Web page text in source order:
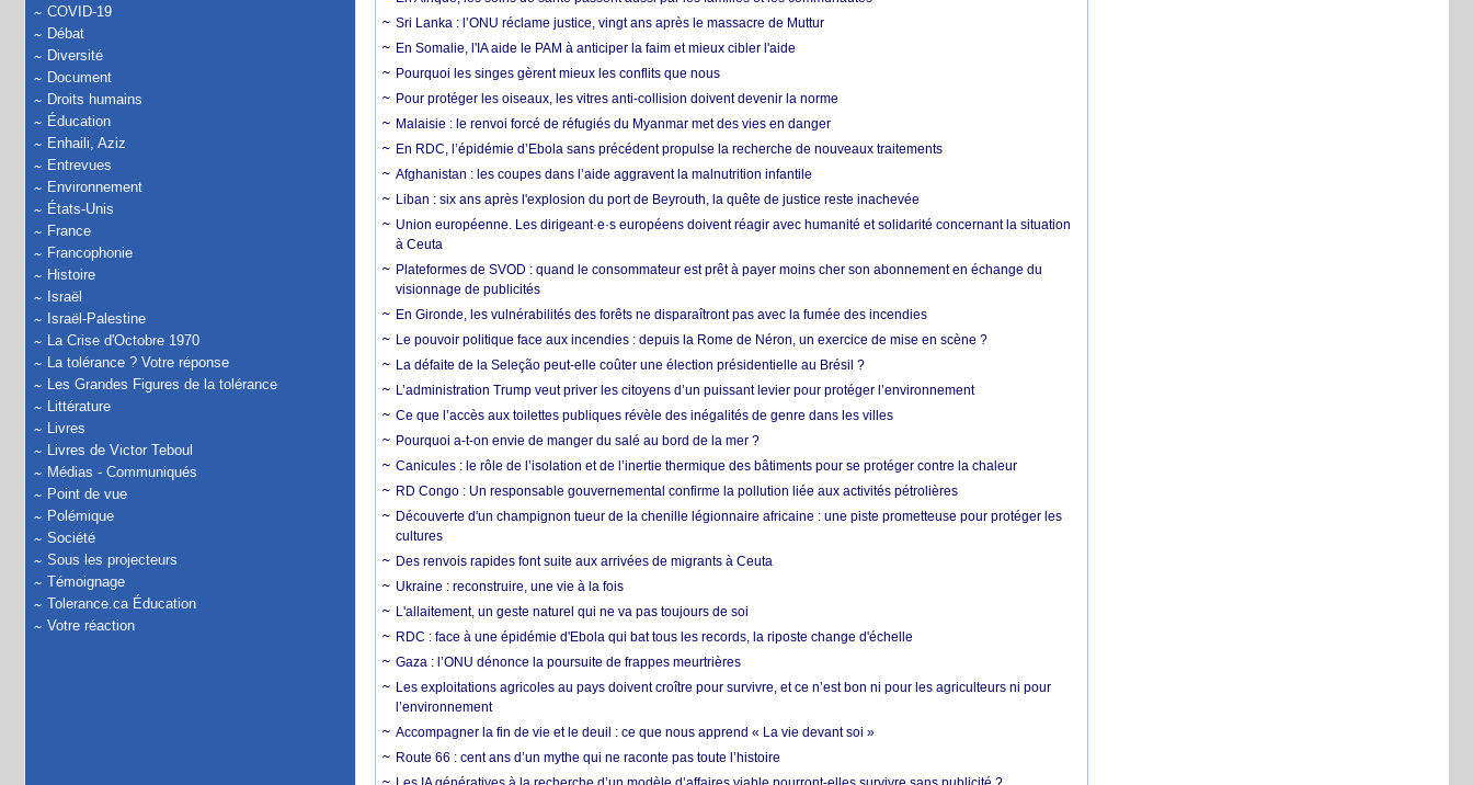
COVID-19
Débat
Diversité
Document
Droits humains
Éducation
Enhaili, Aziz
Entrevues
Environnement
États-Unis
France
Francophonie
Histoire
Israël
Israël-Palestine
La Crise d'Octobre 1970
La tolérance ? Votre réponse
Les Grandes Figures de la tolérance
Littérature
Livres
Livres de Victor Teboul
Médias - Communiqués
Point de vue
Polémique
Société
Sous les projecteurs
Témoignage
Tolerance.ca Éducation
Votre réaction
Sri Lanka : l’ONU réclame justice, vingt ans après le massacre de Muttur
En Somalie, l'IA aide le PAM à anticiper la faim et mieux cibler l'aide
Pourquoi les singes gèrent mieux les conflits que nous
Pour protéger les oiseaux, les vitres anti-collision doivent devenir la norme
Malaisie : le renvoi forcé de réfugiés du Myanmar met des vies en danger
En RDC, l’épidémie d’Ebola sans précédent propulse la recherche de nouveaux traitements
Afghanistan : les coupes dans l’aide aggravent la malnutrition infantile
Liban : six ans après l'explosion du port de Beyrouth, la quête de justice reste inachevée
Union européenne. Les dirigeant·e·s européens doivent réagir avec humanité et solidarité concernant la situation
à Ceuta
Plateformes de SVOD : quand le consommateur est prêt à payer moins cher son abonnement en échange du
visionnage de publicités
En Gironde, les vulnérabilités des forêts ne disparaîtront pas avec la fumée des incendies
Le pouvoir politique face aux incendies : depuis la Rome de Néron, un exercice de mise en scène ?
La défaite de la Seleção peut-elle coûter une élection présidentielle au Brésil ?
L’administration Trump veut priver les citoyens d’un puissant levier pour protéger l’environnement
Ce que l’accès aux toilettes publiques révèle des inégalités de genre dans les villes
Pourquoi a-t-on envie de manger du salé au bord de la mer ?
Canicules : le rôle de l’isolation et de l’inertie thermique des bâtiments pour se protéger contre la chaleur
RD Congo : Un responsable gouvernemental confirme la pollution liée aux activités pétrolières
Découverte d'un champignon tueur de la chenille légionnaire africaine : une piste prometteuse pour protéger les
cultures
Des renvois rapides font suite aux arrivées de migrants à Ceuta
Ukraine : reconstruire, une vie à la fois
L'allaitement, un geste naturel qui ne va pas toujours de soi
RDC : face à une épidémie d'Ebola qui bat tous les records, la riposte change d'échelle
Gaza : l’ONU dénonce la poursuite de frappes meurtrières
Les exploitations agricoles au pays doivent croître pour survivre, et ce n’est bon ni pour les agriculteurs ni pour
l’environnement
Accompagner la fin de vie et le deuil : ce que nous apprend « La vie devant soi »
Route 66 : cent ans d’un mythe qui ne raconte pas toute l’histoire